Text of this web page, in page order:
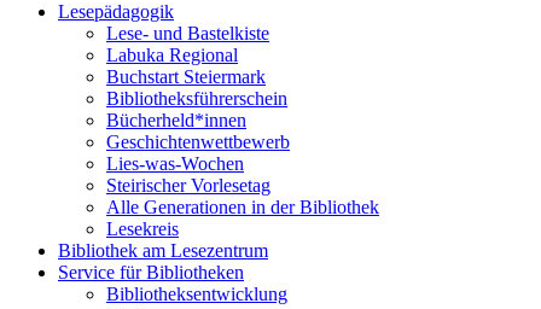
Lesepädagogik
Lese- und Bastelkiste
Labuka Regional
Buchstart Steiermark
Bibliotheksführerschein
Bücherheld*innen
Geschichtenwettbewerb
Lies-was-Wochen
Steirischer Vorlesetag
Alle Generationen in der Bibliothek
Lesekreis
Bibliothek am Lesezentrum
Service für Bibliotheken
Bibliotheksentwicklung